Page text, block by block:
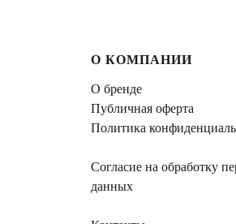
О КОМПАНИИ
О бренде
Публичная оферта
Политика
Согласие на обработку
данных